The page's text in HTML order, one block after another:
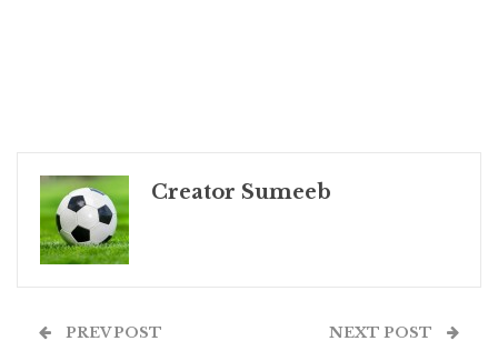
Creator Sumeeb
PREV POST NEXT POST